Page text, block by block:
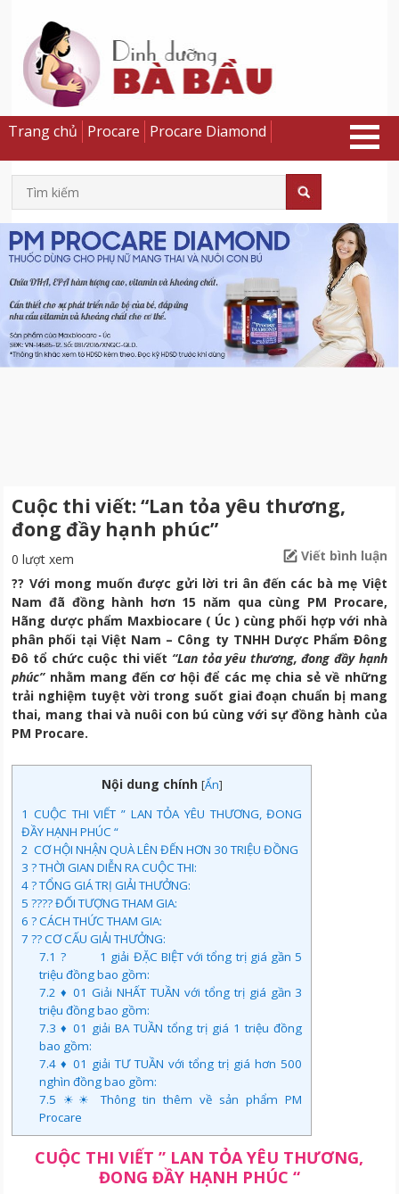
Cuộc thi viết: “Lan tỏa yêu thương,
đong đầy hạnh phúc”
0 lượt xem
Viết bình luận
?? Với mong muốn được gửi lời tri ân đến các bà mẹ Việt
Nam đã đồng hành hơn 15 năm qua cùng PM Procare,
Hãng dược phẩm Maxbiocare ( Úc ) cùng phối hợp với nhà
phân phối tại Việt Nam – Công ty TNHH Dược Phẩm Đông
Đô tổ chức cuộc thi viết “Lan tỏa yêu thương, đong đầy hạnh
phúc”nhằm mang đến cơ hội để các mẹ chia sẻ về những
trải nghiệm tuyệt vời trong suốt giai đoạn chuẩn bị mang
thai, mang thai và nuôi con bú cùng với sự đồng hành của
PM Procare.
Nội dung chính [Ẩn]
1 CUỘC THI VIẾT ” LAN TỎA YÊU THƯƠNG, ĐONG
ĐẦY HẠNH PHÚC “
2 CƠ HỘI NHẬN QUÀ LÊN ĐẾN HƠN 30 TRIỆU ĐỒNG
3 ? THỜI GIAN DIỄN RA CUỘC THI:
4? TỔNG GIÁ TRỊ GIẢI THƯỞNG:
5 ?‍?‍?‍? ĐỐI TƯỢNG THAM GIA:
6 ? CÁCH THỨC THAM GIA:
7 ?? CƠ CẤU GIẢI THƯỞNG:
7.1 ? 1 giải ĐẶC BIỆT với tổng trị giá gần 5
triệu đồng bao gồm:
7.2 ♦ 01 Giải NHẤT TUẦN với tổng trị giá gần 3
triệu đồng bao gồm:
7.3 ♦ 01 giải BA TUẦN tổng trị giá 1 triệu đồng
bao gồm:
7.4 ♦ 01 giải TƯ TUẦN với tổng trị giá hơn 500
nghìn đồng bao gồm:
7.5 ☀☀ Thông tin thêm về sản phẩm PM
Procare
CUỘC THI VIẾT ” LAN TỎA YÊU THƯƠNG,
ĐONG ĐẦY HẠNH PHÚC “
Trang chủ Procare Procare Diamond